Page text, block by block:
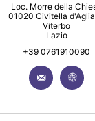
Loc. Morre della
01020 Civitella
Viterbo
Lazio
+39 0761910090